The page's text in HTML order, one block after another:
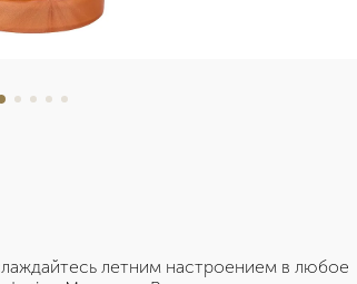
летним настроением в любое